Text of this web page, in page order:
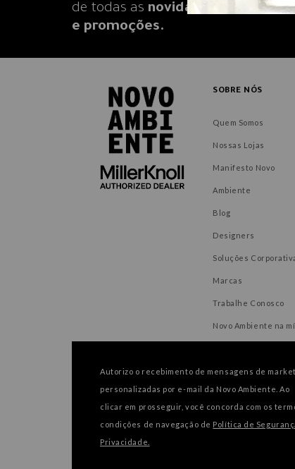
de todas as novidades
e promoções.
SOBRE NÓS
Quem Somos
Nossas Lojas
Manifesto Novo
Ambiente
Blog
Designers
Soluções
Marcas
Trabalhe Conosco
Novo Ambiente na
FORMAS DE PAGAMENTO
Autorizo o recebimento de mensagens de
personalizadas por e-mail da Novo Ambiente. Ao
clicar em prosseguir, você concorda com os
condições de navegação de Política de
Privacidade.